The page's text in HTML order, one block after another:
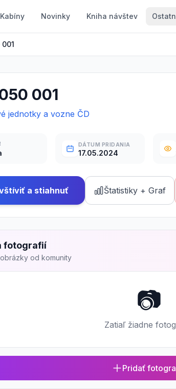
Kabíny Novinky Kniha návštev
001
jednotky a vozne ČD
DÁTUM PRIDANIA
17.05.2024
a stiahnuť Štatistiky + Graf
fotografií
od komunity
📷
Zatiaľ žiadne
Pridať